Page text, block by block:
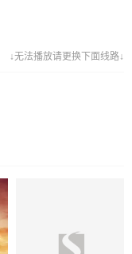
↓无法播放请更换下面线路↓